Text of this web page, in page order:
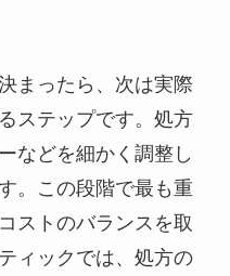
まったら、次は実際
ステップです。処方
などを細かく調整し
。この段階で最も重
ストのバランスを取
ィックでは、処方の